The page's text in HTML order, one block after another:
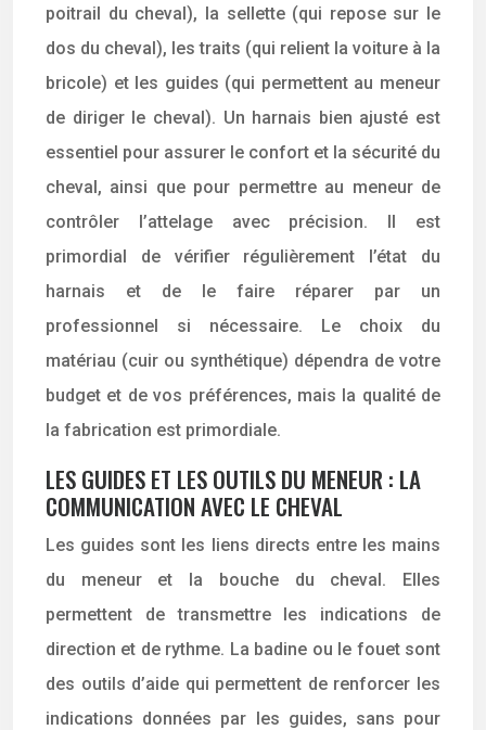
poitrail du cheval), la sellette (qui repose sur le
dos du cheval), les traits (qui relient la voiture à la
bricole) et les guides (qui permettent au meneur
de diriger le cheval). Un harnais bien ajusté est
essentiel pour assurer le confort et la sécurité du
cheval, ainsi que pour permettre au meneur de
contrôler l’attelage avec précision. Il est
primordial de vérifier régulièrement l’état du
harnais et de le faire réparer par un
professionnel si nécessaire. Le choix du
matériau (cuir ou synthétique) dépendra de votre
budget et de vos préférences, mais la qualité de
la fabrication est primordiale.
LES GUIDES ET LES OUTILS DU MENEUR : LA
COMMUNICATION AVEC LE CHEVAL
Les guides sont les liens directs entre les mains
du meneur et la bouche du cheval. Elles
permettent de transmettre les indications de
direction et de rythme. La badine ou le fouet sont
des outils d’aide qui permettent de renforcer les
indications données par les guides, sans pour